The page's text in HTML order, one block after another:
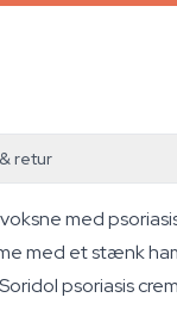
retur
med
med et stænk
psoriasis